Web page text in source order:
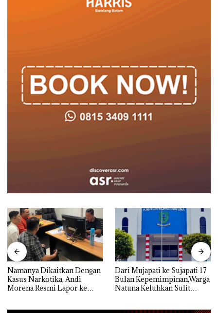
Namanya Dikaitkan Dengan
Kasus Narkotika, Andi
Morena Resmi Lapor ke
Dari Mujapati ke Sujapati 17
Bulan Kepemimpinan,Warga
Natuna Keluhkan Sulit